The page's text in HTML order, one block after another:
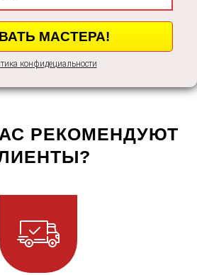
конфидециальности
РЕКОМЕНДУЮТ